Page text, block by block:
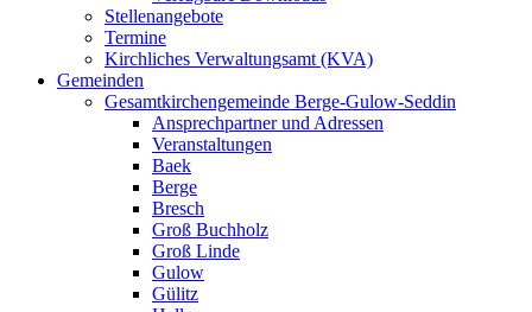
Stellenangebote
Termine
Kirchliches Verwaltungsamt (KVA)
Gemeinden
Gesamtkirchengemeinde Berge-Gulow-Seddin
Ansprechpartner und Adressen
Veranstaltungen
Baek
Berge
Bresch
Groß Buchholz
Groß Linde
Gulow
Gülitz